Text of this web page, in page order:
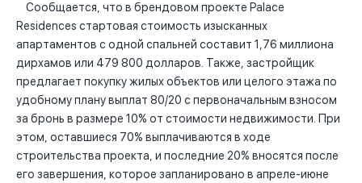
Сообщается, что в брендовом проекте Palace
Residences стартовая стоимость изысканных
апартаментов с одной спальней составит 1,76 миллиона
дирхамов или 479 800 долларов. Также, застройщик
предлагает покупку жилых объектов или целого этажа по
удобному плану выплат 80/20 с первоначальным взносом
за бронь в размере 10% от стоимости недвижимости. При
этом, оставшиеся 70% выплачиваются в ходе
строительства проекта, и последние 20% вносятся после
его завершения, которое запланировано в апреле-июне